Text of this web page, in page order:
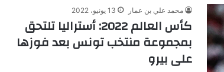
محمد علي بن عمار 13 يونيو، 2022
كأس العالم 2022: أستراليا تلتحق
بمجموعة منتخب تونس بعد فوزها
على بيرو